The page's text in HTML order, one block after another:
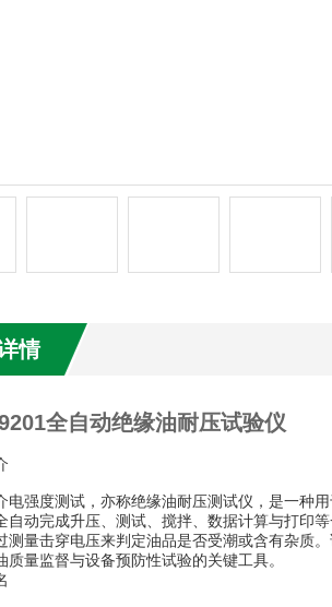
情
全自动绝缘油耐压试验仪
电强度测试，亦称绝缘油耐压测试仪，是一种
自动完成升压、测试、搅拌、数据计算与打印
测量击穿电压来判定油品是否受潮或含有杂质
质量监督与设备预防性试验的关键工具。